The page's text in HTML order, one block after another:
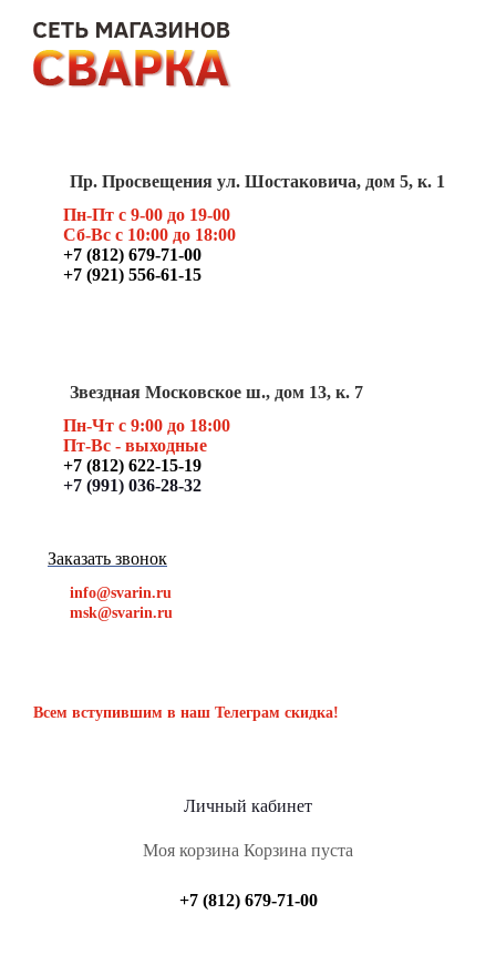
Пр. Просвещения ул. Шостаковича, дом 5, к. 1
Пн-Пт с 9-00 до 19-00
Сб-Вс с 10:00 до 18:00
+7 (812) 679-71-00
+7 (921) 556-61-15
Звездная Московское ш., дом 13, к. 7
Пн-Чт с 9:00 до 18:00
Пт-Вс - выходные
+7 (812) 622-15-19
+7 (991) 036-28-32
Заказать звонок
info@svarin.ru
msk@svarin.ru
Всем вступившим в наш Телеграм скидка!
Личный кабинет
Моя корзина Корзина пуста
+7 (812) 679-71-00